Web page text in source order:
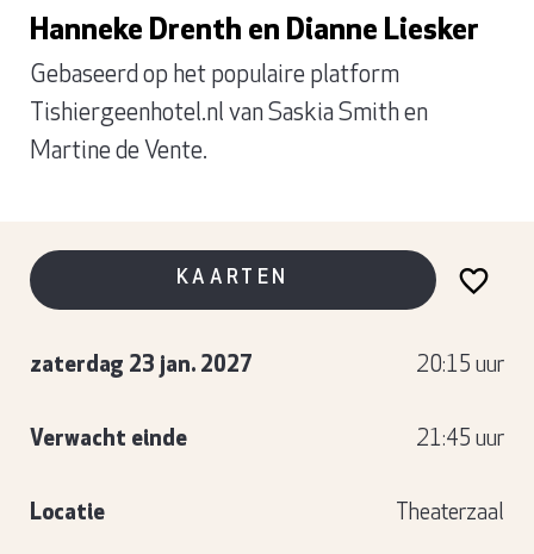
Hanneke Drenth en Dianne Liesker
Gebaseerd op het populaire platform
Tishiergeenhotel.nl van Saskia Smith en
Martine de Vente.
KAARTEN
zaterdag 23 jan. 2027 20:15 uur
Verwacht einde 21:45 uur
Locatie Theaterzaal